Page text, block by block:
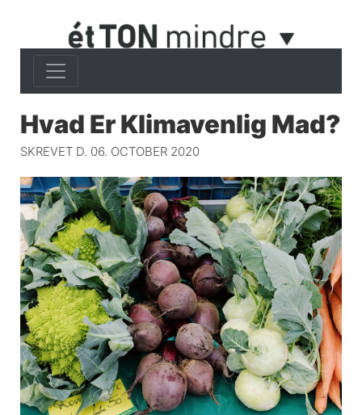
Hvad Er Klimavenlig Mad?
SKREVET D. 06. OCTOBER 2020